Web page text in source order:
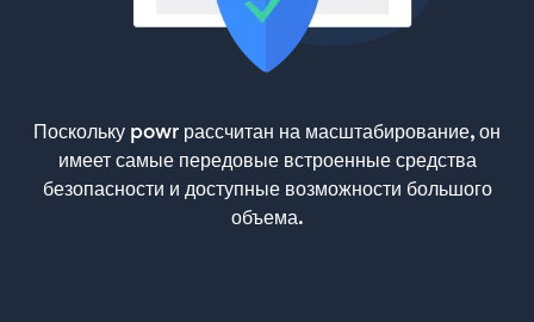
Поскольку powr рассчитан на масштабирование, он
имеет самые передовые встроенные средства
безопасности и доступные возможности большого
объема.